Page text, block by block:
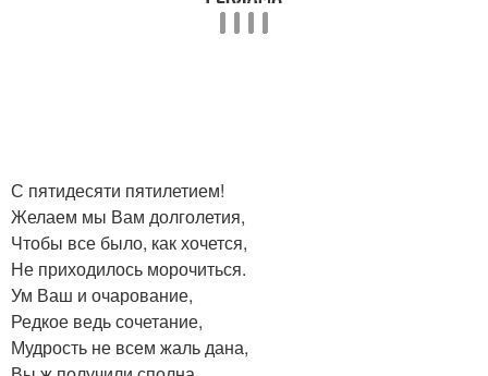
С пятидесяти пятилетием!
Желаем мы Вам долголетия,
Чтобы все было, как хочется,
Не приходилось морочиться.
Ум Ваш и очарование,
Редкое ведь сочетание,
Мудрость не всем жаль дана,